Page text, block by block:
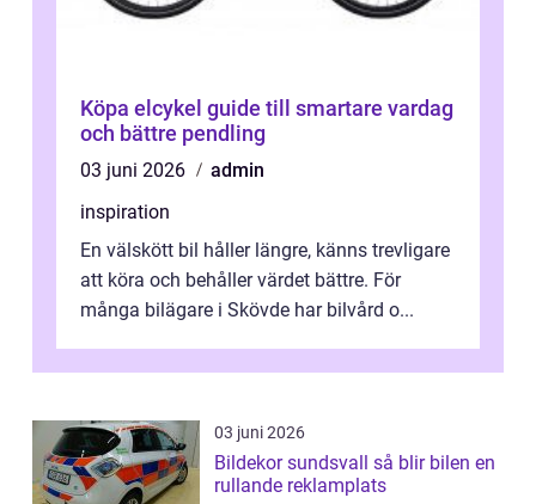
Köpa elcykel guide till smartare vardag
och bättre pendling
03 juni 2026
admin
inspiration
En välskött bil håller längre, känns trevligare
att köra och behåller värdet bättre. För
många bilägare i Skövde har bilvård o...
03 juni 2026
Bildekor sundsvall så blir bilen en
rullande reklamplats